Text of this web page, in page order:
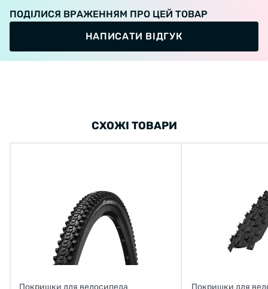
ПОДІЛИСЯ ВРАЖЕННЯМ ПРО ЦЕЙ ТОВАР
НАПИСАТИ ВІДГУК
СХОЖІ ТОВАРИ
Покришки для велосипеда Покришки для